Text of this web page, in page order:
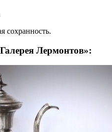
сохранность.
Лермонтов»: